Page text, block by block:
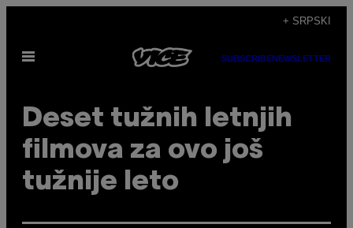
садржај
+ SRPSKI
Otvori
SUBSCRIBENEWSLETTER
Deset tužnih letnjih
filmova za ovo još
tužnije leto